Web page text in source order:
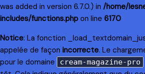
was added in version 6.7.0.) in /home/
includes/functions.php on line 6170
Notice: La fonction
appelée de façon incorrecte. Le
pour le domaine
cream-magazine-pro